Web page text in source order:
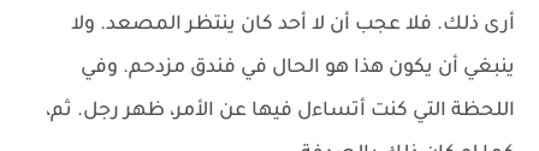
أرى ذلك. فلا عجب أن لا أحد كان ينتظر المصعد. ولا
ينبغي أن يكون هذا هو الحال في فندق مزدحم. وفي
اللحظة التي كنت أتساءل فيها عن الأمر، ظهر رجل. ثم،